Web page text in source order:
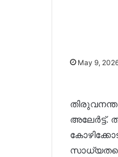
May 9,
അലേർട്ട്.